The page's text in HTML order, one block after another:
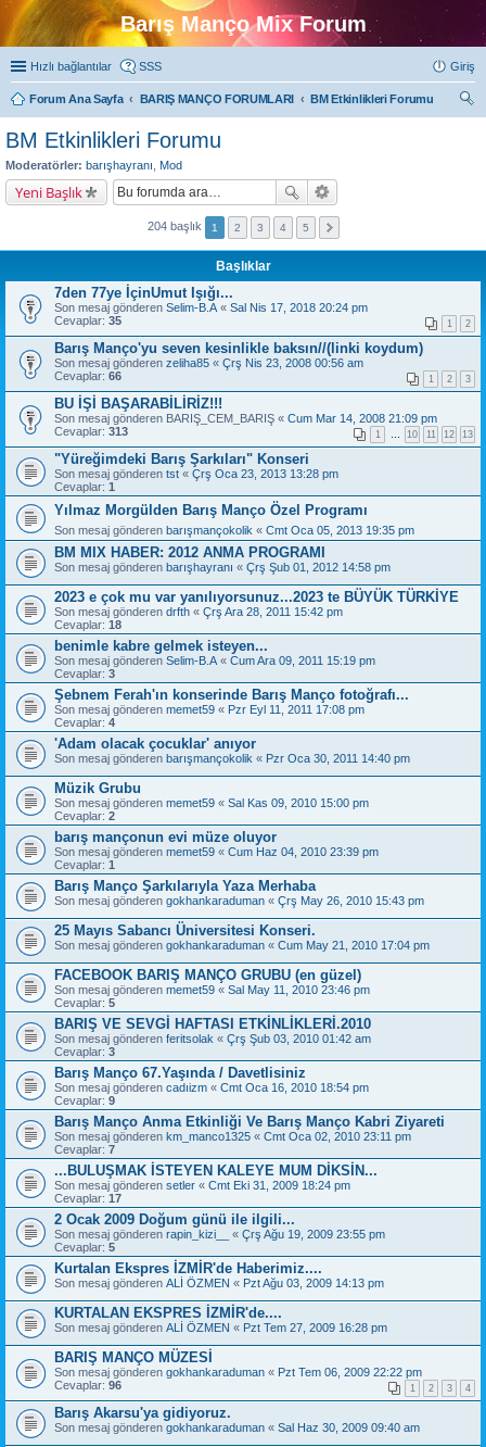
Barış Manço Mix Forum
Hızlı bağlantılar SSS Giriş
Forum Ana Sayfa BARIŞ MANÇO FORUMLARI
BM Etkinlikleri Forumu
BM Etkinlikleri Forumu
Moderatörler: barışhayranı Mod
Yeni Başlık
204 başlık 1 2 3 4 5
Başlıklar
7den 77ye İçinUmut Işığı...
Son mesaj gönderen Selim-B.A « Sal Nis 17, 2018 20:24 pm
Cevaplar: 35 1 2
Barış Manço'yu seven kesinlikle baksın//(linki koydum)
Son mesaj gönderen zeliha85 « Çrş Nis 23, 2008 00:56 am
Cevaplar: 66 1 2 3
BU İŞİ BAŞARABİLİRİZ!!!
Son mesaj gönderen BARIŞ_CEM_BARIŞ « Cum Mar 14, 2008 21:09 pm
Cevaplar: 313 1 10 11 12 13
"Yüreğimdeki Barış Şarkıları" Konseri
Son mesaj gönderen tst « Çrş Oca 23, 2013 13:28 pm
Cevaplar: 1
Yılmaz Morgülden Barış Manço Özel Programı
Son mesaj gönderen barışmançokolik « Cmt Oca 05, 2013 19:35 pm
BM MIX HABER: 2012 ANMA PROGRAMI
Son mesaj gönderen barışhayranı « Çrş Şub 01, 2012 14:58 pm
2023 e çok mu var yanılıyorsunuz...2023 te BÜYÜK TÜRKİYE
Son mesaj gönderen drfth « Çrş Ara 28, 2011 15:42 pm
Cevaplar: 18
benimle kabre gelmek isteyen...
Son mesaj gönderen Selim-B.A « Cum Ara 09, 2011 15:19 pm
Cevaplar: 3
Şebnem Ferah'ın konserinde Barış Manço fotoğrafı...
Son mesaj gönderen memet59 « Pzr Eyl 11, 2011 17:08 pm
Cevaplar: 4
'Adam olacak çocuklar' anıyor
Son mesaj gönderen barışmançokolik « Pzr Oca 30, 2011 14:40 pm
Müzik Grubu
Son mesaj gönderen memet59 « Sal Kas 09, 2010 15:00 pm
Cevaplar: 2
barış mançonun evi müze oluyor
Son mesaj gönderen memet59 « Cum Haz 04, 2010 23:39 pm
Cevaplar: 1
Barış Manço Şarkılarıyla Yaza Merhaba
Son mesaj gönderen gokhankaraduman « Çrş May 26, 2010 15:43 pm
25 Mayıs Sabancı Üniversitesi Konseri.
Son mesaj gönderen gokhankaraduman « Cum May 21, 2010 17:04 pm
FACEBOOK BARIŞ MANÇO GRUBU (en güzel)
Son mesaj gönderen memet59 « Sal May 11, 2010 23:46 pm
Cevaplar: 5
BARIŞ VE SEVGİ HAFTASI ETKİNLİKLERİ.2010
Son mesaj gönderen feritsolak « Çrş Şub 03, 2010 01:42 am
Cevaplar: 3
Barış Manço 67.Yaşında / Davetlisiniz
Son mesaj gönderen cadıizm « Cmt Oca 16, 2010 18:54 pm
Cevaplar: 9
Barış Manço Anma Etkinliği Ve Barış Manço Kabri Ziyareti
Son mesaj gönderen km_manco1325 « Cmt Oca 02, 2010 23:11 pm
Cevaplar: 7
...BULUŞMAK İSTEYEN KALEYE MUM DİKSİN...
Son mesaj gönderen setler « Cmt Eki 31, 2009 18:24 pm
Cevaplar: 17
2 Ocak 2009 Doğum günü ile ilgili...
Son mesaj gönderen rapin_kizi__ « Çrş Ağu 19, 2009 23:55 pm
Cevaplar: 5
Kurtalan Ekspres İZMİR'de Haberimiz....
Son mesaj gönderen ALİ ÖZMEN « Pzt Ağu 03, 2009 14:13 pm
KURTALAN EKSPRES İZMİR'de....
Son mesaj gönderen ALİ ÖZMEN « Pzt Tem 27, 2009 16:28 pm
BARIŞ MANÇO MÜZESİ
Son mesaj gönderen gokhankaraduman « Pzt Tem 06, 2009 22:22 pm
Cevaplar: 96 1 2 3 4
Barış Akarsu'ya gidiyoruz.
Son mesaj gönderen gokhankaraduman « Sal Haz 30, 2009 09:40 am